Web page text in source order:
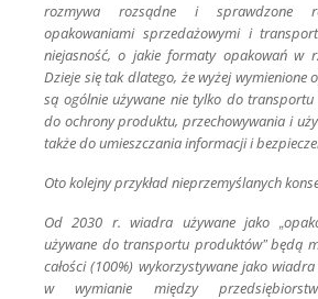
rozmywa rozsądne i sprawdzone
opakowaniami sprzedażowymi i
niejasność, o jakie formaty opakowań w
Dzieje się tak dlatego, że wyżej wymienione
są ogólnie używane nie tylko do
do ochrony produktu, przechowywania i
także do umieszczania informacji i
Oto kolejny przykład nieprzemyślanych
Od 2030 r. wiadra używane jako
używane do transportu produktów” będą
całości (100%) wykorzystywane jako
w wymianie między